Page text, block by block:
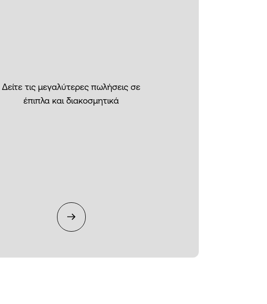
Δείτε τις μεγαλύτερες πωλήσεις σε
έπιπλα και διακοσμητικά